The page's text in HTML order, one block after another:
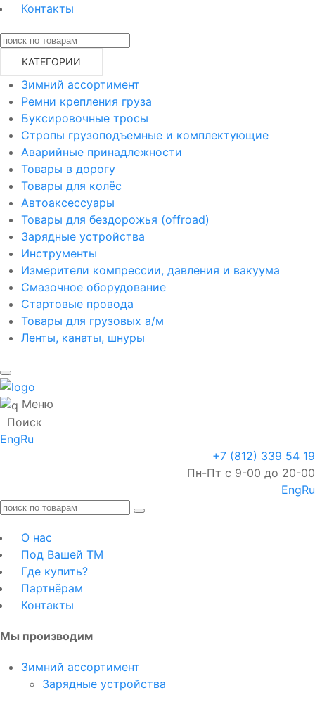
Контакты
КАТЕГОРИИ
Зимний ассортимент
Ремни крепления груза
Буксировочные тросы
Стропы грузоподъемные и комплектующие
Аварийные принадлежности
Товары в дорогу
Товары для колёс
Автоаксессуары
Товары для бездорожья (offroad)
Зарядные устройства
Инструменты
Измерители компрессии, давления и вакуума
Смазочное оборудование
Стартовые провода
Товары для грузовых а/м
Ленты, канаты, шнуры
Меню
Поиск
EngRu
+7 (812) 339 54 19
Пн-Пт с 9-00 до 20-00
EngRu
О нас
Под Вашей ТМ
Где купить?
Партнёрам
Контакты
Мы производим
Зимний ассортимент
Зарядные устройства